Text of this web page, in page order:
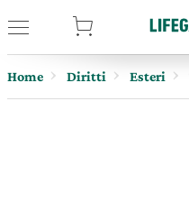
Home Diritti Esteri